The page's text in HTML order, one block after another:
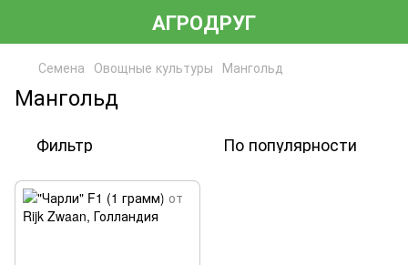
АГРОДРУГ
Семена Овощные культуры Мангольд
Мангольд
Фильтр По популярности